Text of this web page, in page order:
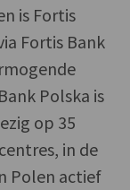
is Fortis
Fortis Bank
Polska is
op 35
in de
Polen actief